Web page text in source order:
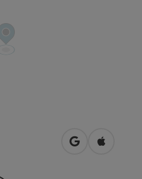
in Googlein Apple